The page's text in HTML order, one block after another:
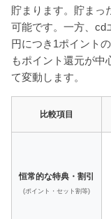
貯まります。貯まっ
可能です。一方、cd
円につき1ポイント
もポイント還元が中
て変動します。
比較項目
恒常的な特典・割引
(ポイント・セット割等)